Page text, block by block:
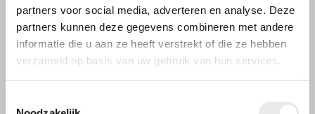
partners voor social media, adverteren en analyse. Deze
partners kunnen deze gegevens combineren met andere
informatie die u aan ze heeft verstrekt of die ze hebben
verzameld op basis van uw gebruik van hun services.
Openingstijden
Wij werken op afspraak